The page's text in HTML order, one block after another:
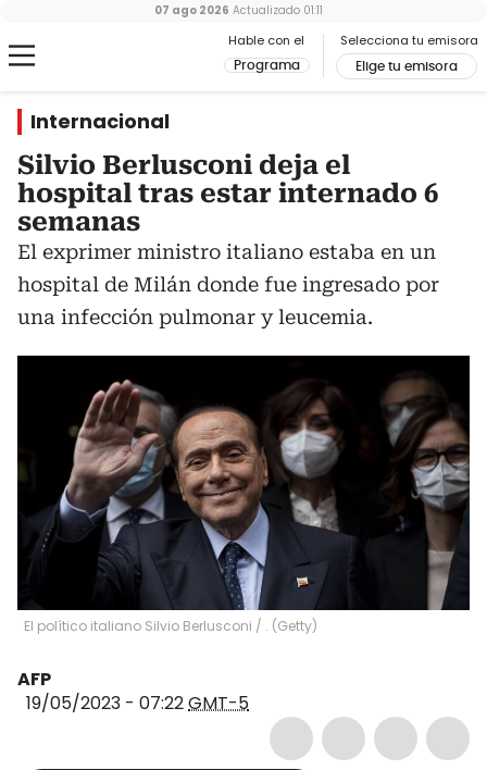
Hable con el
Programa
Selecciona tu emisora
Elige tu emisora
07 ago 2026 Actualizado 01:11
Internacional
Silvio Berlusconi deja el
hospital tras estar internado 6
semanas
El exprimer ministro italiano estaba en un
hospital de Milán donde fue ingresado por
una infección pulmonar y leucemia.
El político italiano Silvio Berlusconi / . (Getty)
AFP
19/05/2023 - 07:22GMT-5